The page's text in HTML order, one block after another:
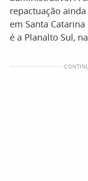
repactuação
em Santa
é a Planalto Sul,